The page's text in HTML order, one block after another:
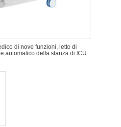
di nove funzioni, letto di
automatico della stanza di ICU